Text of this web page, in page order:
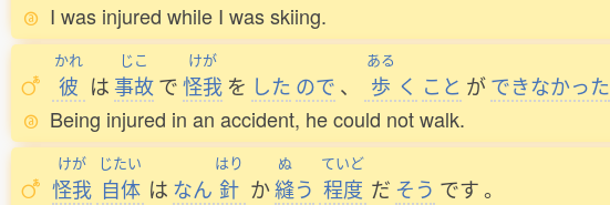
I was injured while I was skiing.
かれ
彼 は
じこ
事故で
けが
怪我 を した ので 、
ある
歩 く こと ができなかった
Being injured in an accident, he could not walk.
けが
怪我
じたい
自体 は なん
はり
針 か
ぬ
縫う
ていど
程度 だ そう です。